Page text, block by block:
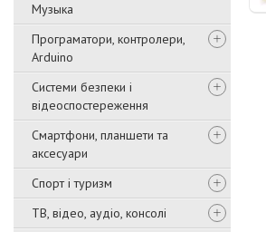
Музыка
Програматори, контролери,
Arduino
Системи безпеки і
відеоспостереження
Смартфони, планшети та
аксесуари
Спорт і туризм
ТВ, відео, аудіо, консолі